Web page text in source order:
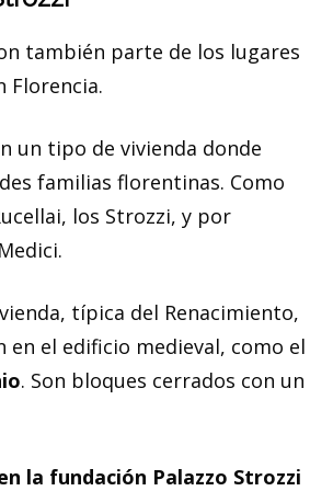
también parte de los lugares
Florencia.
un tipo de vivienda donde
familias florentinas. Como
los Strozzi, y por
típica del Renacimiento,
en el edificio medieval, como el
. Son bloques cerrados con un
la fundación Palazzo Strozzi